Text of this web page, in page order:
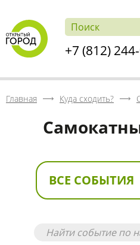
+7 (812)
Главная Куда сходить?
ВСЕ СОБЫТИЯ